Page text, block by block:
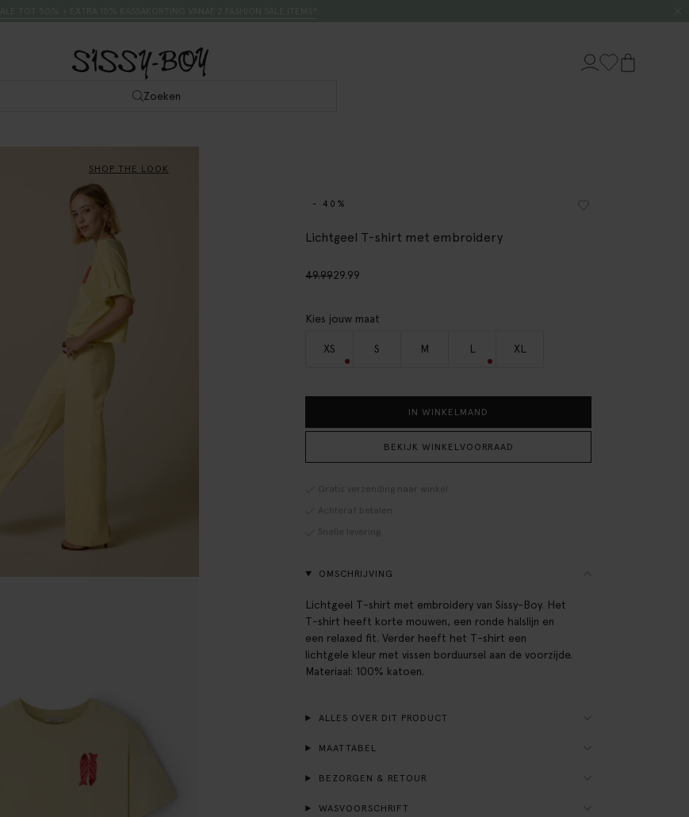
Zoeken
SHOP THE LOOK
- 40%
Lichtgeel T-shirt met embroidery
49.9929.99
Kies jouw maat
XS S M L XL
IN WINKELMAND
BEKIJK WINKELVOORRAAD
Gratis verzending naar winkel
Achteraf betalen
Snelle levering
OMSCHRIJVING
Lichtgeel T-shirt met embroidery van Sissy-Boy. Het
T-shirt heeft korte mouwen, een ronde halslijn en
een relaxed fit. Verder heeft het T-shirt een
lichtgele kleur met vissen borduursel aan de voorzijde.
Materiaal: 100% katoen.
ALLES OVER DIT PRODUCT
MAATTABEL
BEZORGEN & RETOUR
WASVOORSCHRIFT